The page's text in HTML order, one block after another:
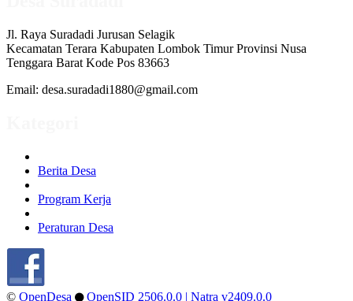
Jl. Raya Suradadi Jurusan Selagik
Kecamatan Terara Kabupaten Lombok Timur Provinsi Nusa
Tenggara Barat Kode Pos 83663
Email: desa.suradadi1880@gmail.com
Berita Desa
Program Kerja
Peraturan Desa
© OpenDesa OpenSID 2506.0.0 | Natra v2409.0.0